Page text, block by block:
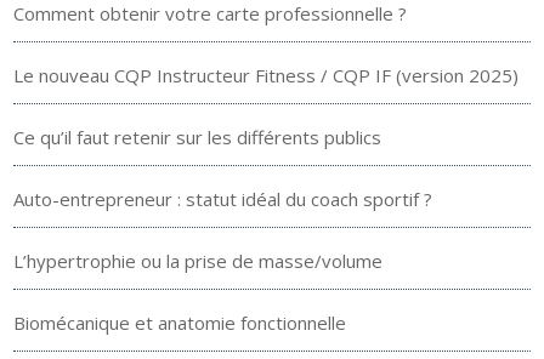
Comment obtenir votre carte professionnelle ?
Le nouveau CQP Instructeur Fitness / CQP IF (version 2025)
Ce qu’il faut retenir sur les différents publics
Auto-entrepreneur : statut idéal du coach sportif ?
L’hypertrophie ou la prise de masse/volume
Biomécanique et anatomie fonctionnelle